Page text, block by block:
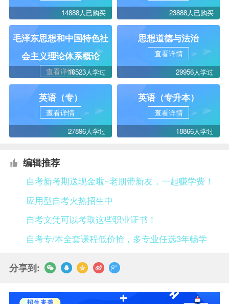
14888人已购买 23888人已购买
毛泽东思想和中国特色社
会主义理论体系概论
查看详情16523人学过
思想道德与法治
查看详情
29956人学过
英语（专）
查看详情
27896人学过
英语（专升本）
查看详情
18866人学过
编辑推荐
自考新考期送现金啦~老朋带新友，一起赚学费！
应用型自考火热招生中
自考文凭可以考取这些职业证书！
自考专/本全套课程低价抢，多专业任选3年畅学
分享到: